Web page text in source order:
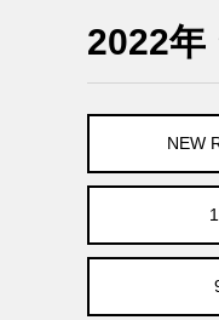
2022年
NEW